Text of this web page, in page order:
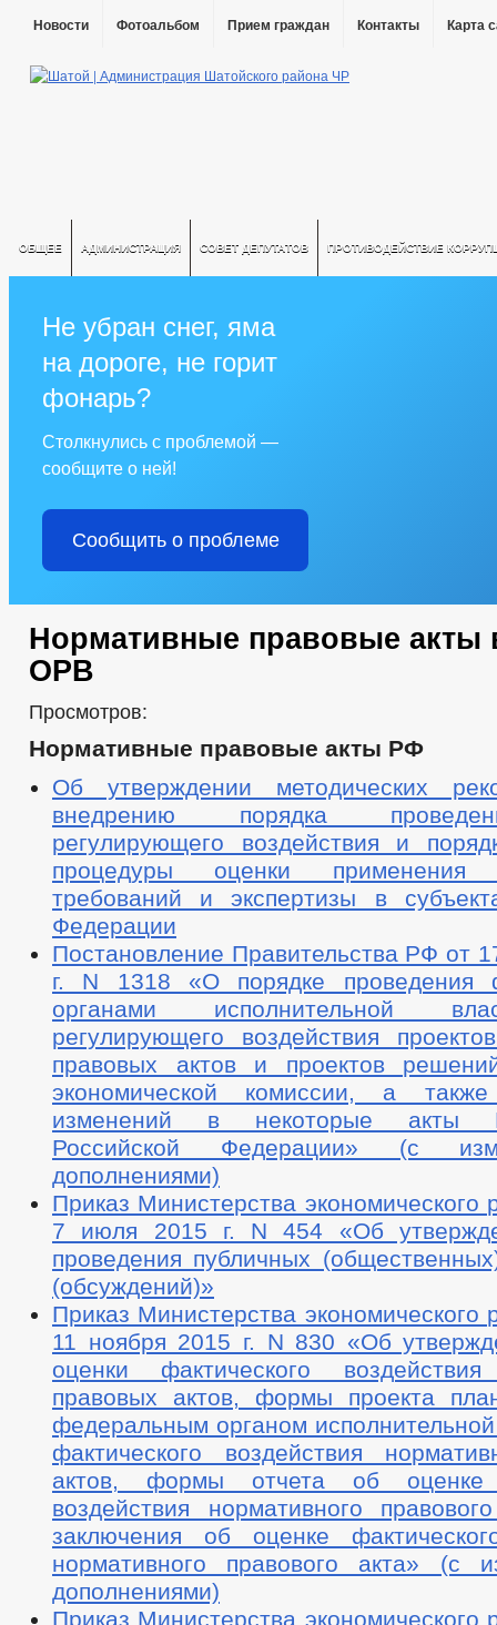
Новости Фотоальбом Прием граждан Контакты Карта
ОБЩЕЕ АДМИНИСТРАЦИЯ СОВЕТ ДЕПУТАТОВ ПРОТИВОДЕЙСТВИЕ
Не убран снег, яма
на дороге, не горит
фонарь?
Столкнулись с проблемой —
сообщите о ней!
Сообщить о проблеме
Нормативные правовые акты
ОРВ
Просмотров:
Нормативные правовые акты РФ
Об утверждении методических
внедрению порядка
регулирующего воздействия и
процедуры оценки применения
требований и экспертизы в
Федерации
Постановление Правительства РФ от
г. N 1318 «О порядке проведения
органами исполнительной
регулирующего воздействия
правовых актов и проектов
экономической комиссии, а
изменений в некоторые акты
Российской Федерации» (с
дополнениями)
Приказ Министерства экономического
7 июля 2015 г. N 454 «Об
проведения публичных
(обсуждений)»
Приказ Министерства экономического
11 ноября 2015 г. N 830 «Об
оценки фактического
правовых актов, формы проекта
федеральным органом
фактического воздействия
актов, формы отчета об оценке
воздействия нормативного
заключения об оценке
нормативного правового акта» (с
дополнениями)
Приказ Министерства экономического